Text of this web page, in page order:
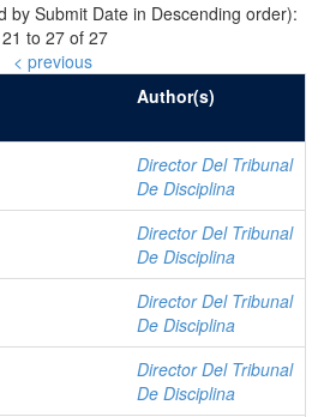
by Submit Date in Descending order):
21 to 27 of 27
< previous
Author(s)
Director Del Tribunal
De Disciplina
Director Del Tribunal
De Disciplina
Director Del Tribunal
De Disciplina
Director Del Tribunal
De Disciplina